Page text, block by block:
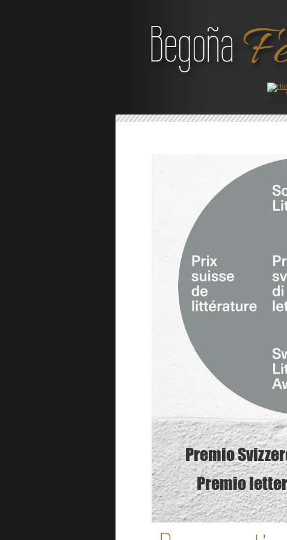
Begoña
Premio
Premio